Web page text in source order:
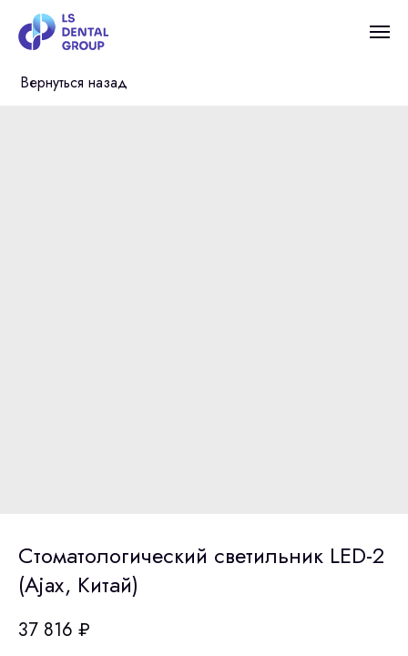
Вернуться назад
Стоматологический светильник LED-2
(Ajax, Китай)
37 816 ₽